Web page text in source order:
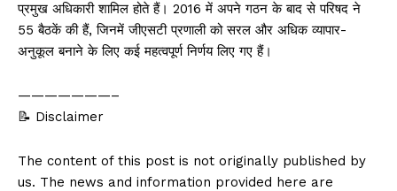
प्रमुख अधिकारी शामिल होते हैं। 2016 में अपने गठन के बाद से परिषद ने
55 बैठकें की हैं, जिनमें जीएसटी प्रणाली को सरल और अधिक व्यापार-
अनुकूल बनाने के लिए कई महत्वपूर्ण निर्णय लिए गए हैं।
———————–
📝 Disclaimer
The content of this post is not originally published by
us. The news and information provided here are